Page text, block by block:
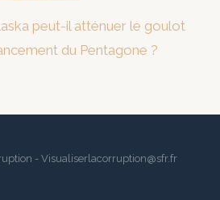
peut-il atténuer le goulot
du Pentagone ?
- Visualiserlacorruption@sfr.fr